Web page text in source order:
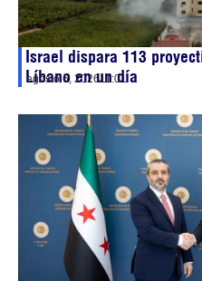
Israel dispara 113
Líbano en un día
agosto 6, 202611:01